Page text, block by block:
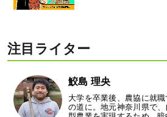
注目ライター
鮫島 理央
大学を卒業後、農協に就
の道に。地元神奈川県で